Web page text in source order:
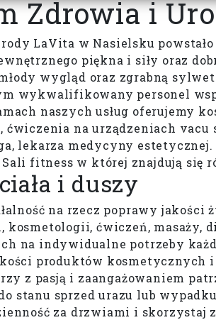
Zdrowia i
LaVita w Nasielsku
piękna i siły oraz
wygląd oraz zgrabną
wykwalifikowany personel
naszych usług oferujemy
ćwiczenia na urządzeniach
lekarza medycyny
fitness w której znajdują się
i duszy
na rzecz poprawy
kosmetologii, ćwiczeń, masaży,
na indywidualne potrzeby
produktów kosmetycznych
z pasją i zaangażowaniem
stanu sprzed urazu lub
za drzwiami i skorzystaj